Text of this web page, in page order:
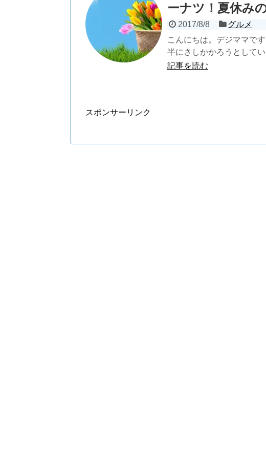
ーナツ！夏休み
2017/8/8
グルメ
こんにちは。デジママで
半にさしかかろうとして
記事を読む
スポンサーリンク